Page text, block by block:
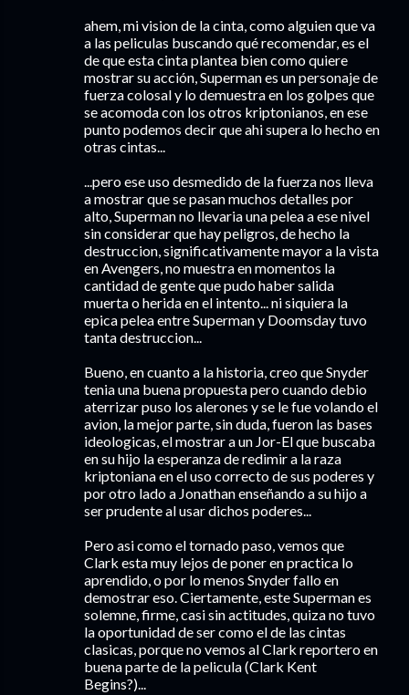
ahem, mi vision de la cinta, como alguien que va
a las peliculas buscando qué recomendar, es el
de que esta cinta plantea bien como quiere
mostrar su acción, Superman es un personaje de
fuerza colosal y lo demuestra en los golpes que
se acomoda con los otros kriptonianos, en ese
punto podemos decir que ahi supera lo hecho en
otras cintas...
...pero ese uso desmedido de la fuerza nos lleva
a mostrar que se pasan muchos detalles por
alto, Superman no llevaria una pelea a ese nivel
sin considerar que hay peligros, de hecho la
destruccion, significativamente mayor a la vista
en Avengers, no muestra en momentos la
cantidad de gente que pudo haber salida
muerta o herida en el intento... ni siquiera la
epica pelea entre Superman y Doomsday tuvo
tanta destruccion...
Bueno, en cuanto a la historia, creo que Snyder
tenia una buena propuesta pero cuando debio
aterrizar puso los alerones y se le fue volando el
avion, la mejor parte, sin duda, fueron las bases
ideologicas, el mostrar a un Jor-El que buscaba
en su hijo la esperanza de redimir a la raza
kriptoniana en el uso correcto de sus poderes y
por otro lado a Jonathan enseñando a su hijo a
ser prudente al usar dichos poderes...
Pero asi como el tornado paso, vemos que
Clark esta muy lejos de poner en practica lo
aprendido, o por lo menos Snyder fallo en
demostrar eso. Ciertamente, este Superman es
solemne, firme, casi sin actitudes, quiza no tuvo
la oportunidad de ser como el de las cintas
clasicas, porque no vemos al Clark reportero en
buena parte de la pelicula (Clark Kent
Begins?)...